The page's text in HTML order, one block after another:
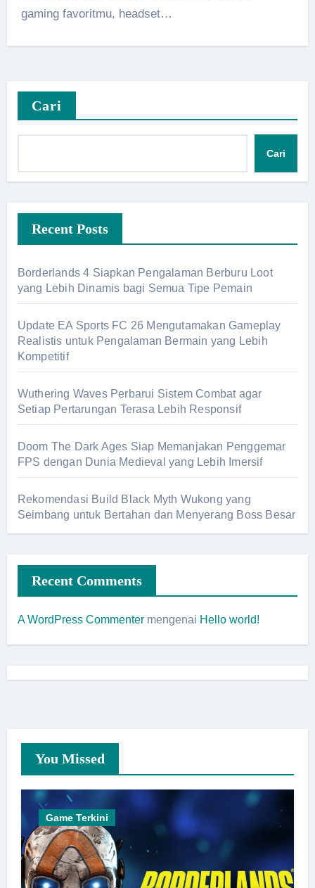
gaming favoritmu, headset…
Cari
Cari
Recent Posts
Borderlands 4 Siapkan Pengalaman Berburu Loot
yang Lebih Dinamis bagi Semua Tipe Pemain
Update EA Sports FC 26 Mengutamakan Gameplay
Realistis untuk Pengalaman Bermain yang Lebih
Kompetitif
Wuthering Waves Perbarui Sistem Combat agar
Setiap Pertarungan Terasa Lebih Responsif
Doom The Dark Ages Siap Memanjakan Penggemar
FPS dengan Dunia Medieval yang Lebih Imersif
Rekomendasi Build Black Myth Wukong yang
Seimbang untuk Bertahan dan Menyerang Boss Besar
Recent Comments
A WordPress Commentermengenai Hello world!
You Missed
Game Terkini